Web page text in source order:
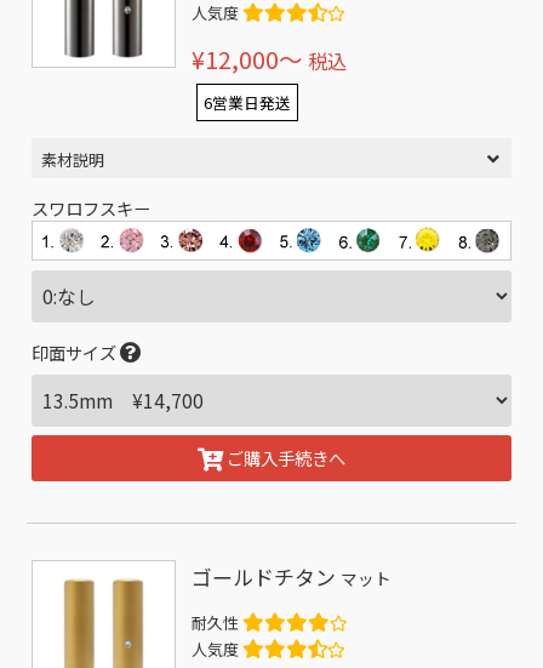
人気度
¥12,000〜 税込
6営業日発送
素材説明
スワロフスキー
印面サイズ
ご購入手続きへ
ゴールドチタン マット
耐久性
人気度